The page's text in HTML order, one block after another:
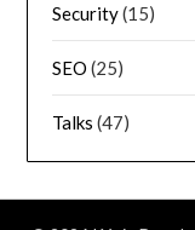
Security(15)
SEO (25)
Talks (47)